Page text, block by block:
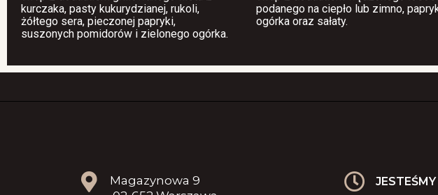
kurczaka, pasty kukurydzianej, rukoli,
żółtego sera, pieczonej papryki,
suszonych pomidorów i zielonego ogórka.
podanego na ciepło lub zimno,
ogórka oraz sałaty.
Magazynowa 9